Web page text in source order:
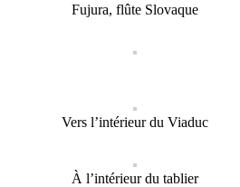
Fujura, flûte Slovaque
Vers l’intérieur du Viaduc
À l’intérieur du tablier